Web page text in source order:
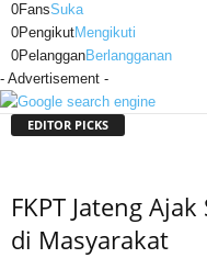
0FansSuka
0PengikutMengikuti
0PelangganBerlangganan
- Advertisement -
EDITOR PICKS
FKPT Jateng
di Masyarakat